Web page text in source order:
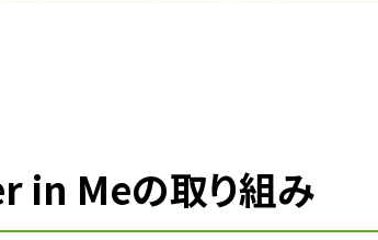
in Meの取り組み